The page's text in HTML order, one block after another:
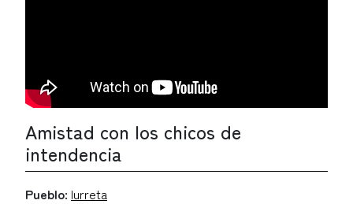
Amistad con los chicos de
intendencia
Pueblo: Iurreta